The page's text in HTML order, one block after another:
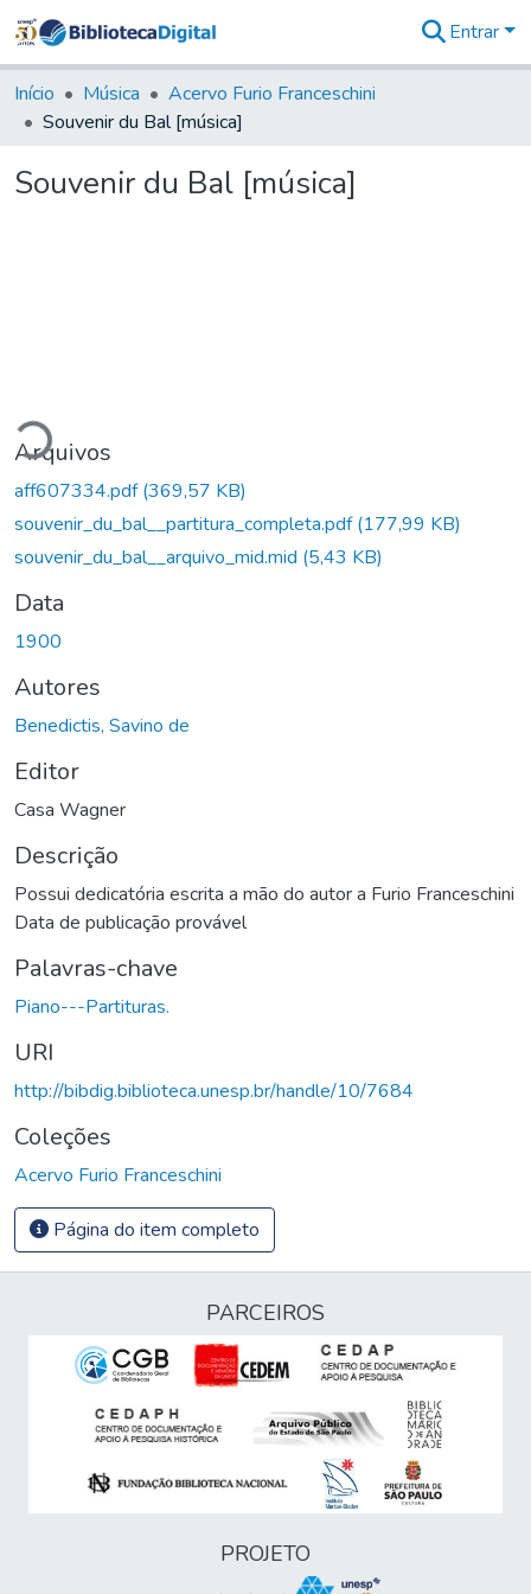
&
Coleções
Tudo na
Digital
Entrar
Início Música
Acervo Furio Franceschini
Souvenir du Bal [música]
Souvenir du Bal [música]
Arquivos
aff607334.pdf(369,57 KB)
souvenir_du_bal__partitura_completa.pdf(177,99 KB)
souvenir_du_bal__arquivo_mid.mid (5,43 KB)
Data
1900
Autores
Benedictis, Savino de
Editor
Casa Wagner
Descrição
Possui dedicatória escrita a mão do autor a Furio Franceschini
Data de publicação provável
Palavras-chave
Piano---Partituras.
URI
http://bibdig.biblioteca.unesp.br/handle/10/7684
Coleções
Acervo Furio Franceschini
Página do item completo
PARCEIROS
PROJETO